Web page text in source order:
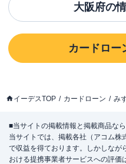
大阪府の
カードロー
イーデスTOP カードローン み
■当サイトの掲載情報と掲載商品な
当サイトでは、掲載各社（アコム株
で収益を得ております。しかしなが
おける提携事業者サービスへの評価